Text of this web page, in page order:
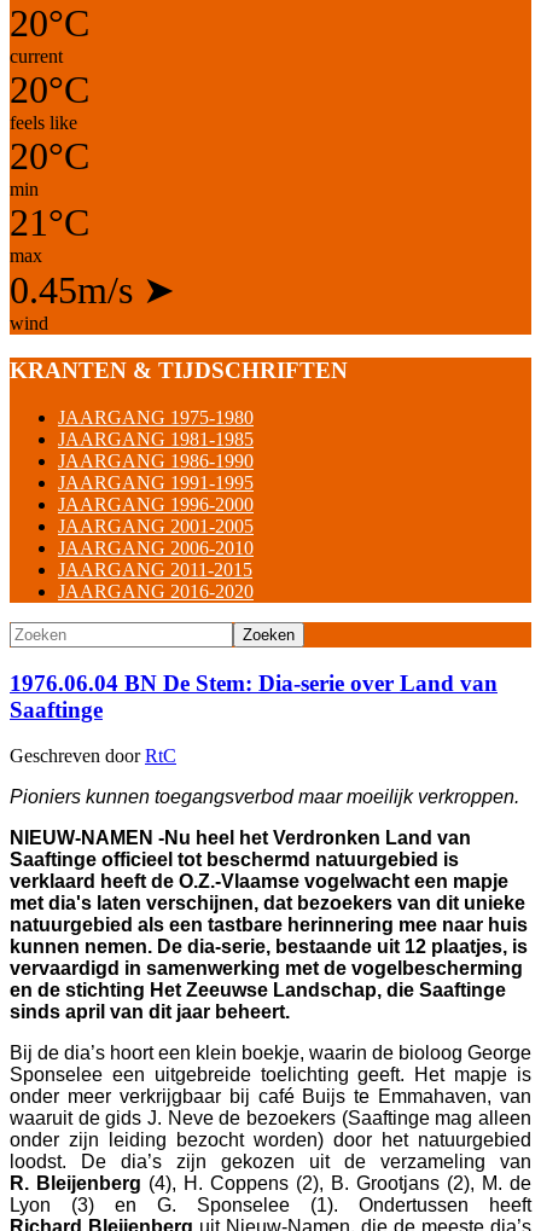
20°C
current
20°C
feels like
20°C
min
21°C
max
0.45m/s ➤
wind
KRANTEN & TIJDSCHRIFTEN
JAARGANG 1975-1980
JAARGANG 1981-1985
JAARGANG 1986-1990
JAARGANG 1991-1995
JAARGANG 1996-2000
JAARGANG 2001-2005
JAARGANG 2006-2010
JAARGANG 2011-2015
JAARGANG 2016-2020
Zoeken
1976.06.04 BN De Stem: Dia-serie over Land van
Saaftinge
Geschreven doorRtC
Pioniers kunnen toegangsverbod maar moeilijk verkroppen.
NIEUW-NAMEN -Nu heel het Verdronken Land van
Saaftinge officieel tot beschermd natuurgebied is
verklaard heeft de O.Z.-Vlaamse vogelwacht een mapje
met dia's laten verschijnen, dat bezoekers van dit unieke
natuurgebied als een tastbare herinnering mee naar huis
kunnen nemen. De dia-serie, bestaande uit 12 plaatjes, is
vervaardigd in samenwerking met de vogelbescherming
en de stichting Het Zeeuwse Landschap, die Saaftinge
sinds april van dit jaar beheert.
Bij de dia’s hoort een klein boekje, waarin de bioloog George
Sponselee een uitgebreide toelichting geeft. Het mapje is
onder meer verkrijgbaar bij café Buijs te Emmahaven, van
waaruit de gids J. Neve de bezoekers (Saaftinge mag alleen
onder zijn leiding bezocht worden) door het natuurgebied
loodst. De dia’s zijn gekozen uit de verzameling van
R. Bleijenberg (4), H. Coppens (2), B. Grootjans (2), M. de
Lyon (3) en G. Sponselee (1). Ondertussen heeft